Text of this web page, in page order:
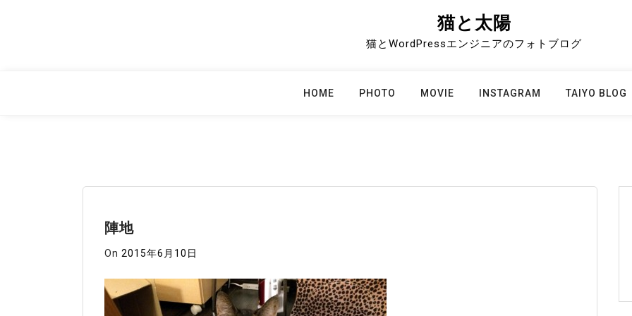
猫と太陽
猫とWordPressエンジニアのフォトブログ
HOME PHOTO MOVIE INSTAGRAM TAIYO BLOG
陣地
On 2015年6月10日